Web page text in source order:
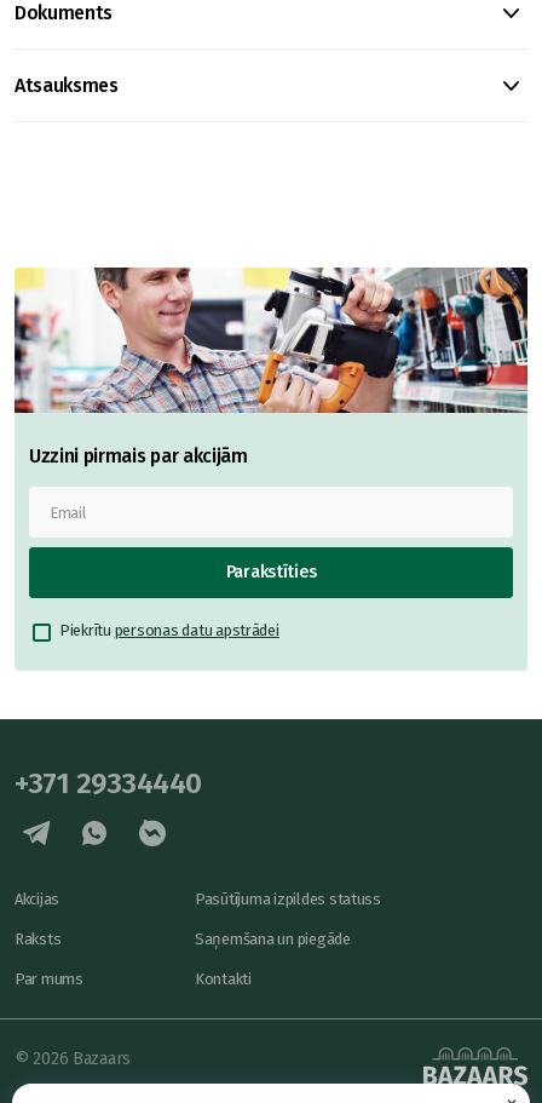
Dokuments
Atsauksmes
Uzzini pirmais par akcijām
Parakstīties
Piekrītu personas datu apstrādei
+371 29334440
Akcijas
Raksts
Par mums
Pasūtījuma izpildes statuss
Saņemšana un piegāde
Kontakti
© 2026 Bazaars